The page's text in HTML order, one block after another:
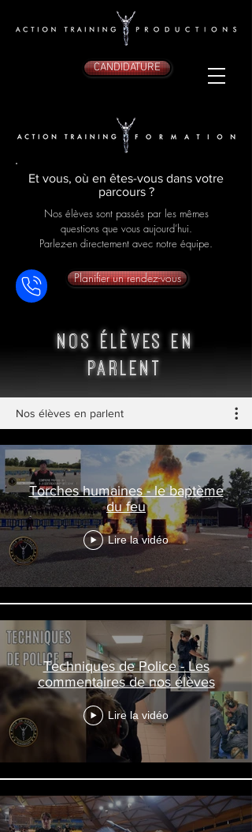
CANDIDATURE
Et vous, où en êtes-vous dans votre
parcours ?
Nos élèves sont passés par les mêmes
questions que vous aujourd’hui.
Parlez-en directement avec notre équipe.
Planifier un rendez-vous
nos élèves en
parlent
Nos élèves en parlent
Torches humaines - le baptème
du feu
Lire la vidéo
Techniques de Police - Les
commentaires de nos élèves
Lire la vidéo